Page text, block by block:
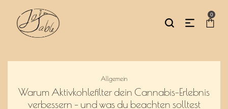
0
Posted
in
Allgemein
Warum Aktivkohlefilter dein Cannabis-Erlebnis
verbessern – und was du beachten solltest